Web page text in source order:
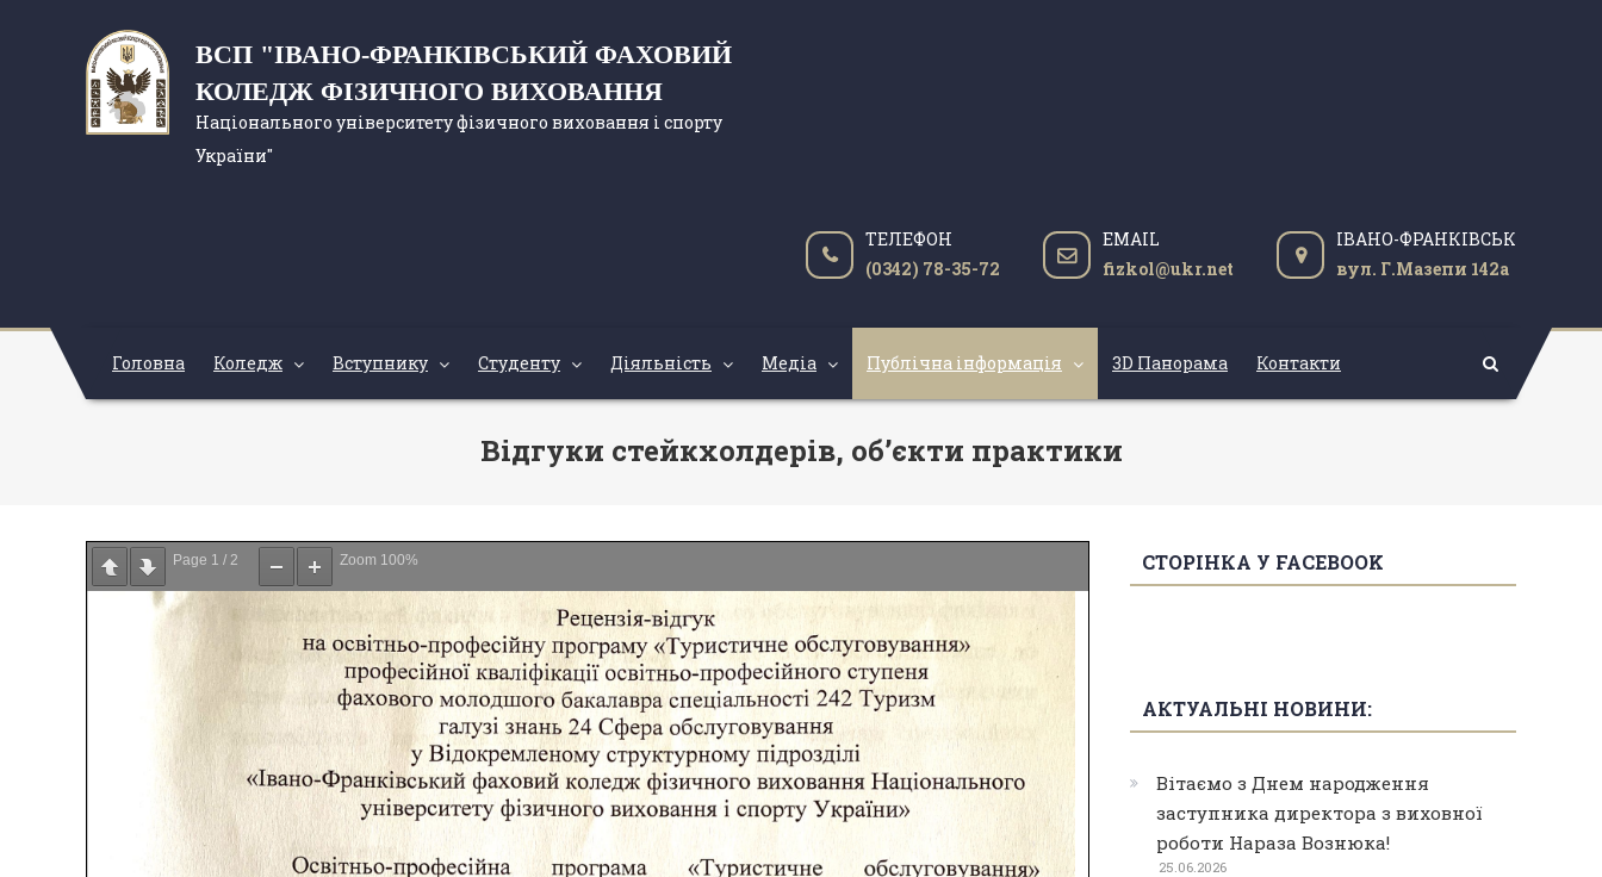
ВСП "ІВАНО-ФРАНКІВСЬКИЙ ФАХОВИЙ
КОЛЕДЖ ФІЗИЧНОГО ВИХОВАННЯ
Національного університету фізичного виховання і спорту
України"
ТЕЛЕФОН
(0342) 78-35-72
EMAIL
fizkol@ukr.net
ІВАНО-ФРАНКІВСЬК
вул. Г.Мазепи 142а
Головна Коледж Вступнику Студенту Діяльність Медіа Публічна інформація 3D Панорама Контакти
Відгуки стейкхолдерів, обʼєкти практики
Page 1 / 2 Zoom 100% СТОРІНКА У FACEBOOK
АКТУАЛЬНІ НОВИНИ:
Вітаємо з Днем народження
заступника директора з виховної
роботи Нараза Вознюка!
25.06.2026